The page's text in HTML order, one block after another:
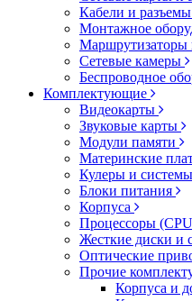
Кабели и разъемы
Монтажное
Маршрутизаторы
Сетевые камеры
Беспроводное
Комплектующие
Видеокарты
Звуковые карты
Модули памяти
Материнские
Кулеры и
Блоки питания
Корпуса
Процессоры
Жесткие диски и
Оптические
Прочие
Корпуса и